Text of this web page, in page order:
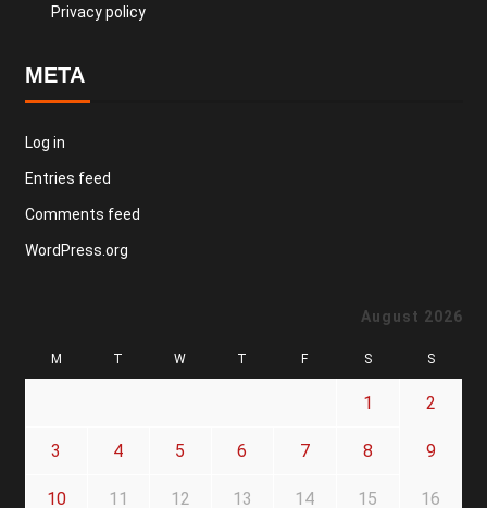
Privacy policy
META
Log in
Entries feed
Comments feed
WordPress.org
August 2026
M T W T F S S
1 2
3 4 5 6 7 8 9
10 11 12 13 14 15 16